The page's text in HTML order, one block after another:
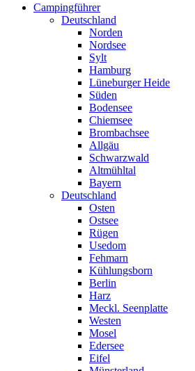
Campingführer
Deutschland
Norden
Nordsee
Sylt
Hamburg
Lüneburger Heide
Süden
Bodensee
Chiemsee
Brombachsee
Allgäu
Schwarzwald
Altmühltal
Bayern
Deutschland
Osten
Ostsee
Rügen
Usedom
Fehmarn
Kühlungsborn
Berlin
Harz
Meckl. Seenplatte
Westen
Mosel
Edersee
Eifel